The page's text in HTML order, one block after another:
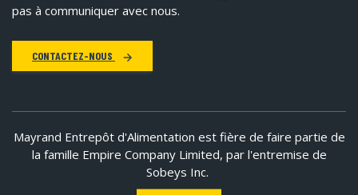
pas à communiquer avec nous.
CONTACTEZ-NOUS
Mayrand Entrepôt d'Alimentation est fière de faire partie de
la famille Empire Company Limited, par l'entremise de
Sobeys Inc.